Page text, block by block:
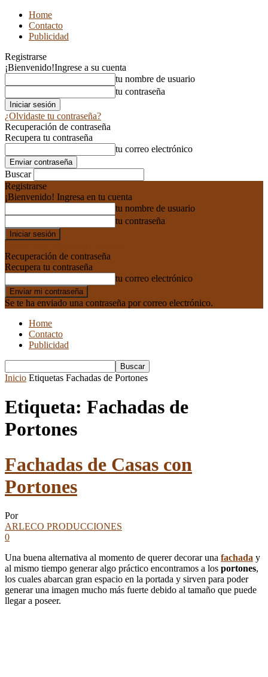
Home
Contacto
Publicidad
Registrarse
¡Bienvenido!Ingrese a su cuenta
tu nombre de usuario
tu contraseña
¿Olvidaste tu contraseña?
Recuperación de contraseña
Recupera tu contraseña
tu correo electrónico
Buscar
Registrarse
¡Bienvenido! Ingresa en tu cuenta
tu nombre de usuario
tu contraseña
Recuperación de contraseña
Recupera tu contraseña
tu correo electrónico
Se te ha enviado una contraseña por correo electrónico.
Home
Contacto
Publicidad
Inicio Etiquetas Fachadas de Portones
Etiqueta: Fachadas de
Portones
Fachadas de Casas con
Portones
Por
ARLECO PRODUCCIONES
0
Una buena alternativa al momento de querer decorar una fachada y
al mismo tiempo generar algo práctico encontramos a los portones,
los cuales abarcan gran espacio en la portada y sirven para poder
generar una imagen mucho más fuerte debido al tamaño que puede
llegar a poseer.